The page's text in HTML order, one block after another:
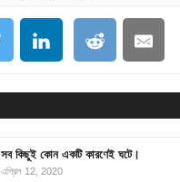
সব কিছুই কোন একটি কারণেই ঘটে।
এপ্রিল 12, 2020